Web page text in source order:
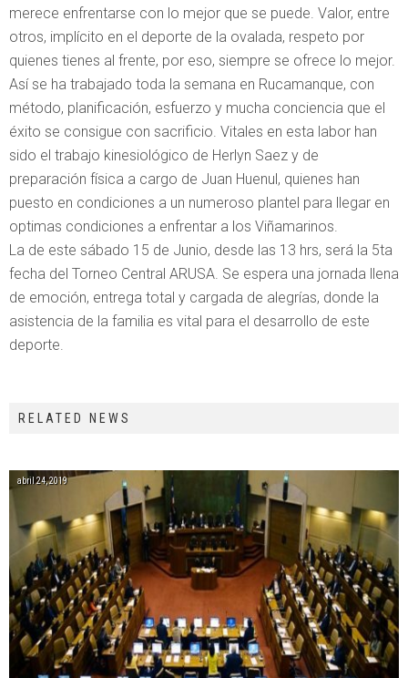
merece enfrentarse con lo mejor que se puede. Valor, entre
otros, implícito en el deporte de la ovalada, respeto por
quienes tienes al frente, por eso, siempre se ofrece lo mejor.
Así se ha trabajado toda la semana en Rucamanque, con
método, planificación, esfuerzo y mucha conciencia que el
éxito se consigue con sacrificio. Vitales en esta labor han
sido el trabajo kinesiológico de Herlyn Saez y de
preparación física a cargo de Juan Huenul, quienes han
puesto en condiciones a un numeroso plantel para llegar en
optimas condiciones a enfrentar a los Viñamarinos.
La de este sábado 15 de Junio, desde las 13 hrs, será la 5ta
fecha del Torneo Central ARUSA. Se espera una jornada llena
de emoción, entrega total y cargada de alegrías, donde la
asistencia de la familia es vital para el desarrollo de este
deporte.
RELATED NEWS
abril 24, 2019